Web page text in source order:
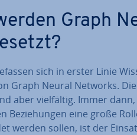
Graph
sich in erster Linie
Graph Neural Networks.
aber viel­fäl­tig. Immer
Be­zie­hun­gen eine große
werden sollen, ist der